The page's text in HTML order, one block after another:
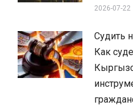
2026-07-22
Судить
Как